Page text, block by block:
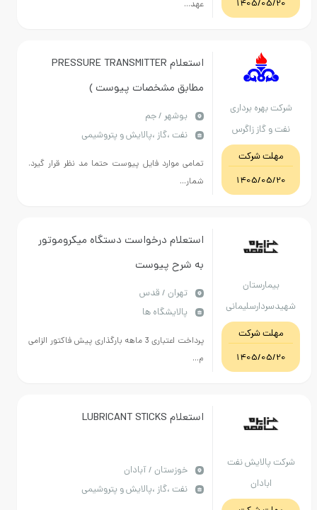
1405/05/20
عهد...
بهره برداری
و گاز زاگرس
جنوبی
مهلت شرکت
1405/05/20
استعلام PRESSURE TRANSMITTER
مطابق مشخصات پیوست )
بوشهر / جم
نفت ،گاز ،پالایش و پتروشیمی
تمامی موارد فایل پیوست حتما مد نظر قرار گیرد.
شمار...
بیمارستان
شهرقدس
مهلت شرکت
1405/05/20
استعلام درخواست دستگاه میکروموتور
به شرح پیوست
تهران / قدس
پالایشگاه ها
پرداخت اعتباری 3 ماهه بارگذاری پیش فاکتور الزامی
م...
پالایش نفت
استعلام LUBRICANT STICKS
خوزستان / آبادان
نفت ،گاز ،پالایش و پتروشیمی